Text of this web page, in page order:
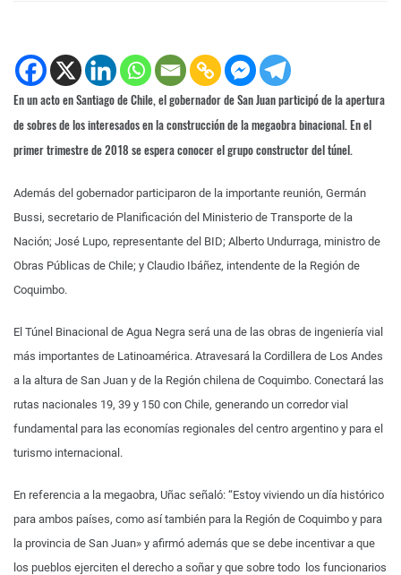
En un acto en Santiago de Chile, el gobernador de San Juan participó de la apertura
de sobres de los interesados en la construcción de la megaobra binacional. En el
primer trimestre de 2018 se espera conocer el grupo constructor del túnel.
Además del gobernador participaron de la importante reunión, Germán
Bussi, secretario de Planificación del Ministerio de Transporte de la
Nación; José Lupo, representante del BID; Alberto Undurraga, ministro de
Obras Públicas de Chile; y Claudio Ibáñez, intendente de la Región de
Coquimbo.
El Túnel Binacional de Agua Negra será una de las obras de ingeniería vial
más importantes de Latinoamérica. Atravesará la Cordillera de Los Andes
a la altura de San Juan y de la Región chilena de Coquimbo. Conectará las
rutas nacionales 19, 39 y 150 con Chile, generando un corredor vial
fundamental para las economías regionales del centro argentino y para el
turismo internacional.
En referencia a la megaobra, Uñac señaló: “Estoy viviendo un día histórico
para ambos países, como así también para la Región de Coquimbo y para
la provincia de San Juan» y afirmó además que se debe incentivar a que
los pueblos ejerciten el derecho a soñar y que sobre todo los funcionarios